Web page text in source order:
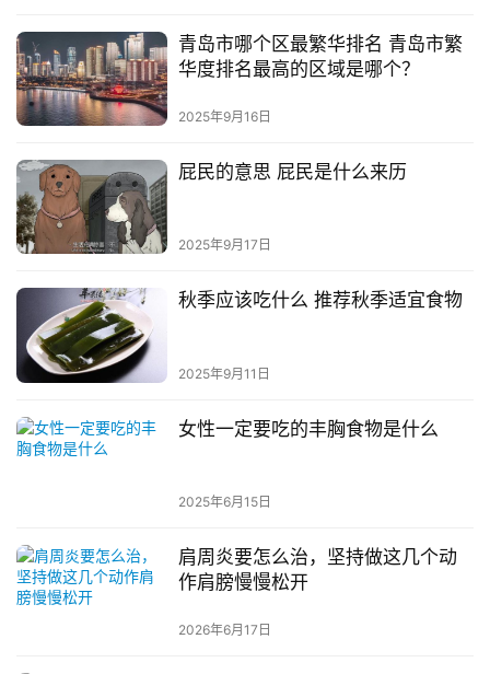
青岛市哪个区最繁华排名 青岛市繁
华度排名最高的区域是哪个？
2025年9月16日
屁民的意思 屁民是什么来历
2025年9月17日
秋季应该吃什么 推荐秋季适宜食物
2025年9月11日
女性一定要吃的丰胸食物是什么
2025年6月15日
肩周炎要怎么治，坚持做这几个动
作肩膀慢慢松开
2026年6月17日